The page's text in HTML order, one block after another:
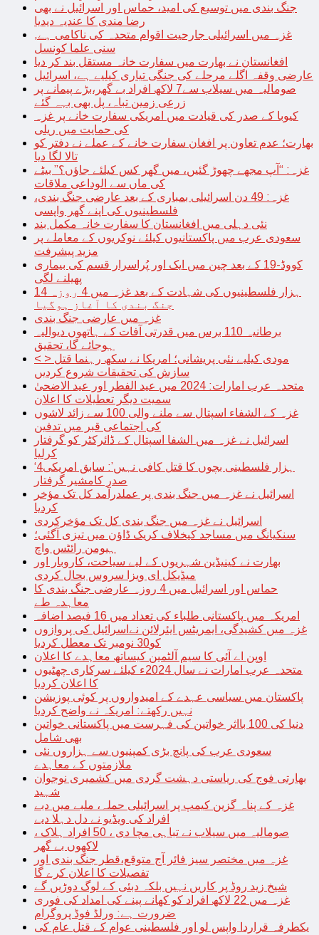
جنگ بندی میں توسیع کی امید، حماس اور اسرائیل نے بھی
رضا مندی کا عندیہ دیدیا
غزہ میں اسرائیلی جارحیت اقوام متحدہ کی ناکامی ہے,
سنی علما کونسل
افغانستان نے بھارت میں سفارت خانہ مستقل بند کر دیا
عارضی وقفہ اگلے مرحلے کی جنگی تیاری کیلیے ہے، اسرائیل
صومالیہ میں سیلاب سے7 لاکھ افراد بے گھر،بڑے پیمانے پر
زرعی زمین تباہ، پل بھی بہہ گئے
کیوبا کے صدر کی قیادت میں امریکی سفارت خانے پر غزہ
کی حمایت میں ریلی
بھارت؛ عدم تعاون پر افغان سفارت خانے کے عملے نے دفتر کو
تالا لگا دیا
غزہ: “آپ مجھے چھوڑ گئیں، میں گھر کس کیلئے جاؤں؟” بیٹے
کی ماں سے الوداعی ملاقات
غزہ: 49 دن اسرائیلی بمباری کے بعد عارضی جنگ بندی،
فلسطینیوں کی اپنے گھر واپسی
نئی دہلی میں افغانستان کا سفارت خانہ مکمل بند
سعودی عرب میں پاکستانیوں کیلئے نوکریوں کے معاملے پر
مزید پیشرفت
کووڈ-19 کے بعد چین میں ایک اور پُراسرار قسم کی بیماری
پھیلنے لگی
14 ہزار فلسطینیوں کی شہادت کے بعد غزہ میں 4 روزہ
جنگ بندی کا آغاز ہوگیا
غزہ میں عارضی جنگ بندی
برطانیہ 110 برس میں قدرتی آفات کے ہاتھوں دیوالیہ
ہوجائے گا، تحقیق
< > مودی کیلیے نئی پریشانی؛ امریکا نے سکھ رہنما قتل
سازش کی تحقیقات شروع کردیں
متحدہ عرب امارات: 2024 میں عید الفطر اور عید الاضحیٰ
سمیت دیگر تعطیلات کا اعلان
غزہ کے الشفاء اسپتال سے ملنے والی 100 سے زائد لاشوں
کی اجتماعی قبر میں تدفین
اسرائیل نے غزہ میں الشفا اسپتال کے ڈائرکٹر کو گرفتار
کرلیا
‘4ہزار فلسطینی بچوں کا قتل کافی نہیں’: سابق امریکی
صدر کامشیر گرفتار
اسرائیل نے غزہ میں جنگ بندی پر عملدرآمد کل تک مؤخر
کردیا
اسرائیل نے غزہ میں جنگ بندی کل تک مؤخرکردی
سنکیانگ میں مساجد کیخلاف کریک ڈاؤن میں تیزی آگئی؛
ہیومن رائٹس واچ
بھارت نے کینیڈین شہریوں کے لیے سیاحت، کاروبار اور
میڈیکل ای ویزا سروس بحال کردی
حماس اور اسرائیل میں 4 روزہ عارضی جنگ بندی کا
معاہدہ طے
امریکہ میں پاکستانی طلباء کی تعداد میں 16 فیصد اضافہ
غزہ میں کشیدگی، ایمریٹس ایئرلائن نےاسرائیل کی پروازوں
کو30 نومبر تک معطل کردیا
اوپن اے آئی کا سیم آلٹمین کیساتھ معاہدے کا اعلان
متحدہ عرب امارات نے سال 2024ء کیلئے سرکاری چھٹیوں
کا اعلان کردیا
پاکستان میں سیاسی عہدے کے امیدواروں پر کوئی پوزیشن
نہیں رکھتے: امریکہ نے واضح کردیا
دنیا کی 100 بااثر خواتین کی فہرست میں پاکستانی خواتین
بھی شامل
سعودی عرب کی پانچ بڑی کمپنیوں سے ہزاروں نئی
ملازمتوں کے معاہدے
بھارتی فوج کی ریاستی دہشت گردی میں کشمیری نوجوان
شہید
غزہ کے پناہ گزین کیمپ پر اسرائیلی حملہ، ملبے میں دبے
افراد کی ویڈیو نے دل دہلا دیے
صومالیہ میں سیلاب نے تباہی مچا دی ، 50 افراد ہلاک ،
لاکھوں بے گھر
غزہ میں مختصر سیز فائر آج متوقع،قطر جنگ بندی اور
تفصیلات کا اعلان کرے گا
شیخ زید روڈ پر کاریں نہیں بلکہ دبئی کے لوگ دوڑیں گے
غزہ میں 22 لاکھ افراد کو کھانے پینے کی امداد کی فوری
ضرورت ہے: ورلڈ فوڈ پروگرام
یکطرفہ قراردا واپس لو اور فلسطینی عوام کے قتل عام کی